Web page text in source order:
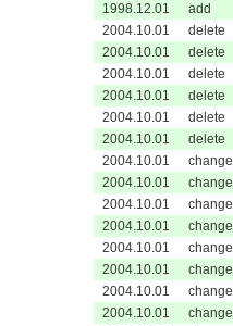
1998.12.01
add
2004.10.01
delete
2004.10.01
delete
2004.10.01
delete
2004.10.01
delete
2004.10.01
delete
2004.10.01
delete
2004.10.01
change
2004.10.01
change
2004.10.01
change
2004.10.01
change
2004.10.01
change
2004.10.01
change
2004.10.01
change
2004.10.01
change